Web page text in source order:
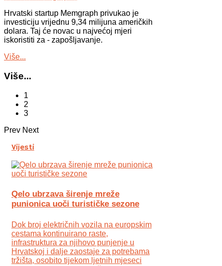
Hrvatski startup Memgraph privukao je
investiciju vrijednu 9,34 milijuna američkih
dolara. Taj će novac u najvećoj mjeri
iskoristiti za - zapošljavanje.
Više...
Više...
1
2
3
Prev Next
Vijesti
Qelo ubrzava širenje mreže
punionica uoči turističke sezone
Dok broj električnih vozila na europskim
cestama kontinuirano raste,
infrastruktura za njihovo punjenje u
Hrvatskoj i dalje zaostaje za potrebama
tržišta, osobito tijekom ljetnih mjeseci